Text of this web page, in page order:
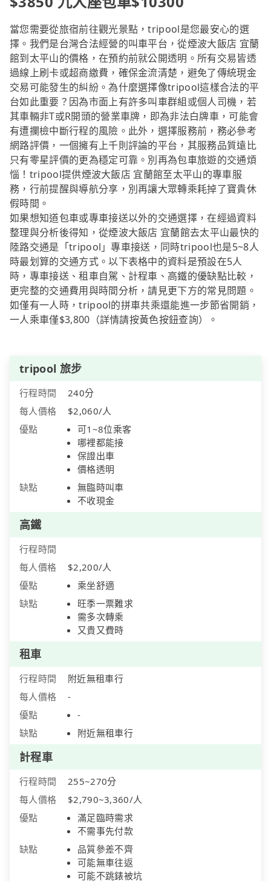
當您需要從旅宿前往觀光景點，tripool是您最安心的選
擇。我們是台灣合法經營的叫車平台，從煙波大飯店 宜蘭
館到太平山的價格，在預約前就公開透明。所有交易皆透
過線上刷卡或超商繳費，確保金流清楚，避免了傳統現金
交易可能發生的糾紛。為什麼選擇像tripool這樣合法的平
台如此重要？因為市面上有許多叫車群組或個人司機，若
其車輛非T或R開頭的營業車牌，即為非法白牌車，可能會
有遭攔檢中斷行程的風險。此外，選擇服務前，務必參考
網路評價，一個擁有上千則評論的平台，其服務品質遠比
只有零星評價的更為穩定可靠。別再為包車旅遊的交通煩
惱！tripool提供煙波大飯店 宜蘭館至太平山的專車服
務，行前提醒與導航分享，別再讓大眾轉乘耗掉了寶貴休
假時間。
如果想知道包車或專車接送以外的交通選擇，在經過資料
整理與分析後得知，從煙波大飯店 宜蘭館去太平山最快的
陸路交通是「tripool」專車接送，同時tripool也是5~8人
時最划算的交通方式。以下表格中的資料是預設在5人
時，專車接送、租車自駕、計程車、高鐵的優缺點比較，
更完整的交通費用與時間分析，請見更下方的常見問題。
如僅有一人時，tripool的拼車共乘還能進一步節省開銷，
一人乘車僅$3,800（詳情請按黃色按鈕查詢）。
tripool 旅步
行程時間
240分
每人價格
$2,060/人
優點
可1~8位乘客
哪裡都能接
保證出車
價格透明
缺點
無臨時叫車
不收現金
高鐵
行程時間
每人價格
$2,200/人
優點
乘坐舒適
缺點
旺季一票難求
需多次轉乘
又貴又費時
租車
行程時間
附近無租車行
每人價格
-
優點
-
缺點
附近無租車行
計程車
行程時間
255~270分
每人價格
$2,790~3,360/人
優點
滿足臨時需求
不需事先付款
缺點
品質參差不齊
可能無車往返
可能不跳錶被坑